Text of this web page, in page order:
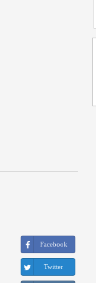
Facebook
Twitter